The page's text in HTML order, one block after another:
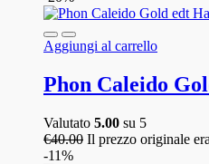
Aggiungi al carrello
Phon Caleido
Valutato 5.00 su 5
€40.00 Il prezzo originale
-11%